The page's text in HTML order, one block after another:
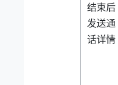
结束后
发送通
话详情